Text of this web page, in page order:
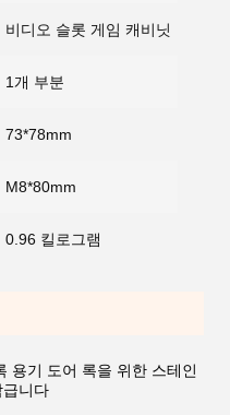
비디오 슬롯 게임 캐비닛
1개 부분
73*78mm
M8*80mm
0.96 킬로그램
용기 도어 록을 위한 스테인
니다